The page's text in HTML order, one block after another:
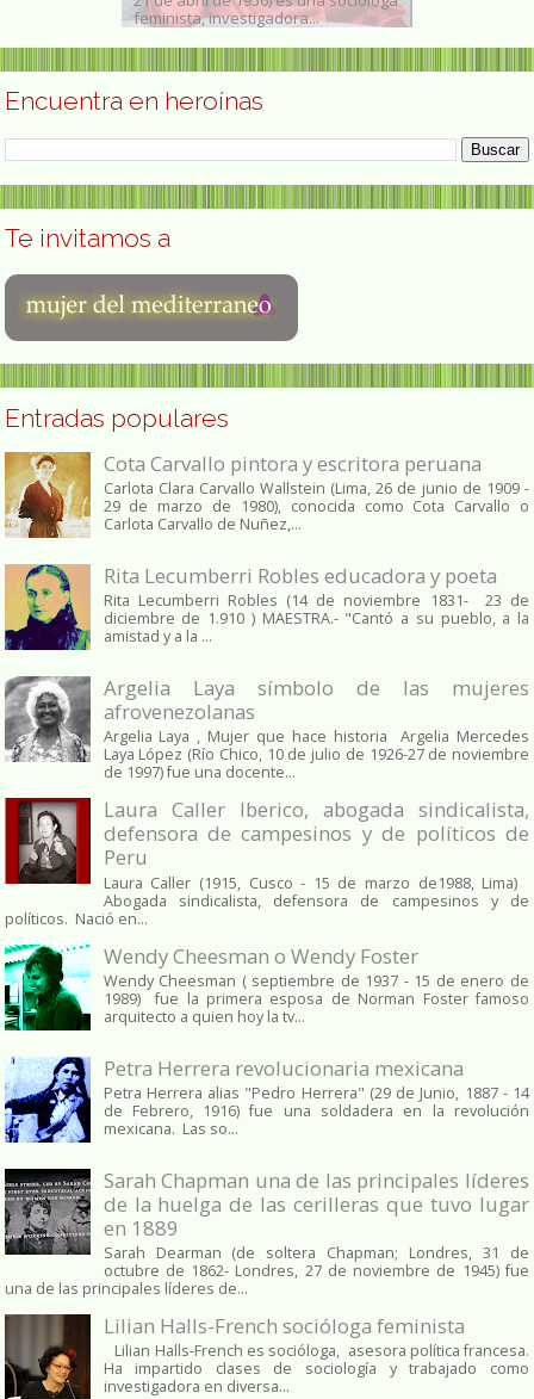
feminista, investigadora...
Encuentra en heroínas
Te invitamos a
Entradas populares
Cota Carvallo pintora y escritora peruana
Carlota Clara Carvallo Wallstein (Lima, 26 de junio de 1909 -
29 de marzo de 1980), conocida como Cota Carvallo o
Carlota Carvallo de Nuñez,...
Rita Lecumberri Robles educadora y poeta
Rita Lecumberri Robles (14 de noviembre 1831- 23 de
diciembre de 1.910 ) MAESTRA.- "Cantó a su pueblo, a la
amistad y a la ...
Argelia Laya símbolo de las mujeres
afrovenezolanas
Argelia Laya , Mujer que hace historia Argelia Mercedes
Laya López (Río Chico, 10 de julio de 1926-27 de noviembre
de 1997) fue una docente...
Laura Caller Iberico, abogada sindicalista,
defensora de campesinos y de políticos de
Peru
Laura Caller (1915, Cusco - 15 de marzo de1988, Lima)
Abogada sindicalista, defensora de campesinos y de
políticos. Nació en...
Wendy Cheesman o Wendy Foster
Wendy Cheesman ( septiembre de 1937 - 15 de enero de
1989) fue la primera esposa de Norman Foster famoso
arquitecto a quien hoy la tv...
Petra Herrera revolucionaria mexicana
Petra Herrera alias "Pedro Herrera" (29 de Junio, 1887 - 14
de Febrero, 1916) fue una soldadera en la revolución
mexicana. Las so...
Sarah Chapman una de las principales líderes
de la huelga de las cerilleras que tuvo lugar
en 1889
Sarah Dearman (de soltera Chapman; Londres, 31 de
octubre de 1862​- Londres, 27 de noviembre de 1945)​ fue
una de las principales líderes de...
Lilian Halls-French socióloga feminista
Lilian Halls-French es socióloga, asesora política francesa.
Ha impartido clases de sociología y trabajado como
investigadora en diversa...